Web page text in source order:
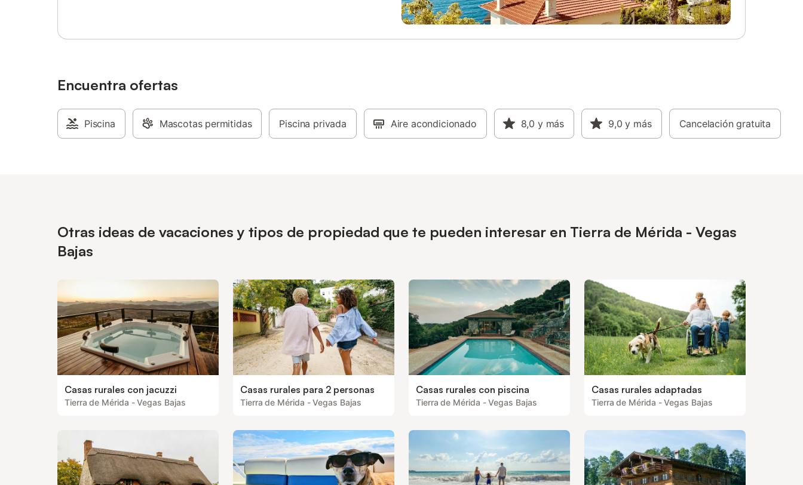
se realiza mediante escaleras. En el
comidas al aire libre, y hay aparcamiento
disponible en el recinto. Se admiten
mascotas y la propiedad es para no
Encuentra ofertas
Piscina Mascotas permitidas Piscina privada Aire acondicionado 8,0 y más 9,0 y más Cancelación gratuita
Otras ideas de vacaciones y tipos de propiedad que te pueden interesar en Tierra de Mérida - Vegas
Bajas
Casas rurales con jacuzzi
Tierra de Mérida - Vegas Bajas
Casas rurales para 2 personas
Tierra de Mérida - Vegas Bajas
Casas rurales con piscina
Tierra de Mérida - Vegas Bajas
Casas rurales adaptadas
Tierra de Mérida - Vegas Bajas